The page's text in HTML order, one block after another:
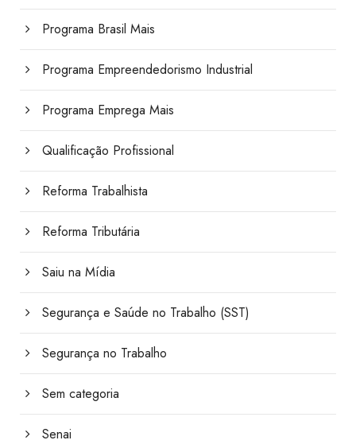
Programa Brasil Mais
Programa Empreendedorismo Industrial
Programa Emprega Mais
Qualificação Profissional
Reforma Trabalhista
Reforma Tributária
Saiu na Mídia
Segurança e Saúde no Trabalho (SST)
Segurança no Trabalho
Sem categoria
Senai